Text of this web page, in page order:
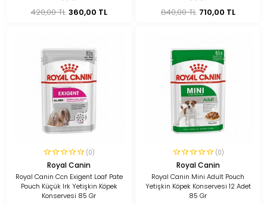
420,00 TL 360,00 TL 840,00 TL 710,00 TL
(0)
Royal Canin
Royal Canin Ccn Exigent Loaf Pate
Pouch Küçük Irk Yetişkin Köpek
Konservesi 85 Gr
(0)
Royal Canin
Royal Canin Mini Adult Pouch
Yetişkin Köpek Konservesi 12 Adet
85 Gr